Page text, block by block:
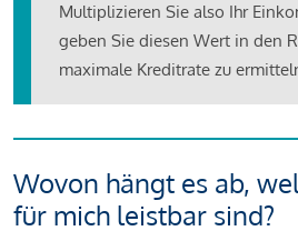
Multiplizieren Sie also Ihr
geben Sie diesen Wert in den
maximale Kreditrate zu
Wovon hängt es ab,
für mich leistbar sind?